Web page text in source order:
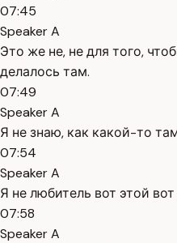
07:45
Speaker A
Это же не, не для того,
делалось там.
07:49
Speaker A
Я не знаю, как какой-то
07:54
Speaker A
Я не любитель вот этой
07:58
Speaker A